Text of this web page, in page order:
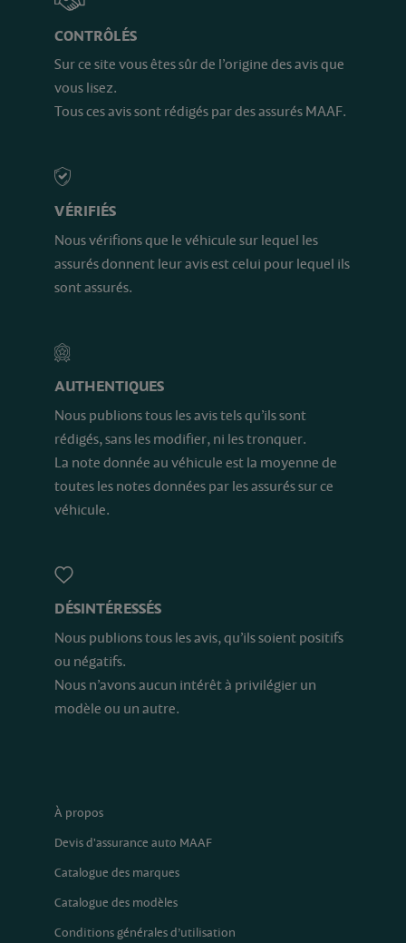
CONTRÔLÉS
Sur ce site vous êtes sûr de l’origine des avis que
vous lisez.
Tous ces avis sont rédigés par des assurés MAAF.
VÉRIFIÉS
Nous vérifions que le véhicule sur lequel les
assurés donnent leur avis est celui pour lequel ils
sont assurés.
AUTHENTIQUES
Nous publions tous les avis tels qu’ils sont
rédigés, sans les modifier, ni les tronquer.
La note donnée au véhicule est la moyenne de
toutes les notes données par les assurés sur ce
véhicule.
DÉSINTÉRESSÉS
Nous publions tous les avis, qu’ils soient positifs
ou négatifs.
Nous n’avons aucun intérêt à privilégier un
modèle ou un autre.
À propos
Devis d'assurance auto MAAF
Catalogue des marques
Catalogue des modèles
Conditions générales d’utilisation